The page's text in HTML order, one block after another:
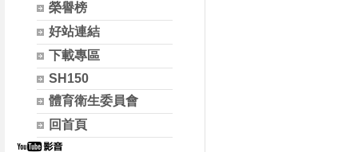
榮譽榜
好站連結
下載專區
SH150
體育衛生委員會
回首頁